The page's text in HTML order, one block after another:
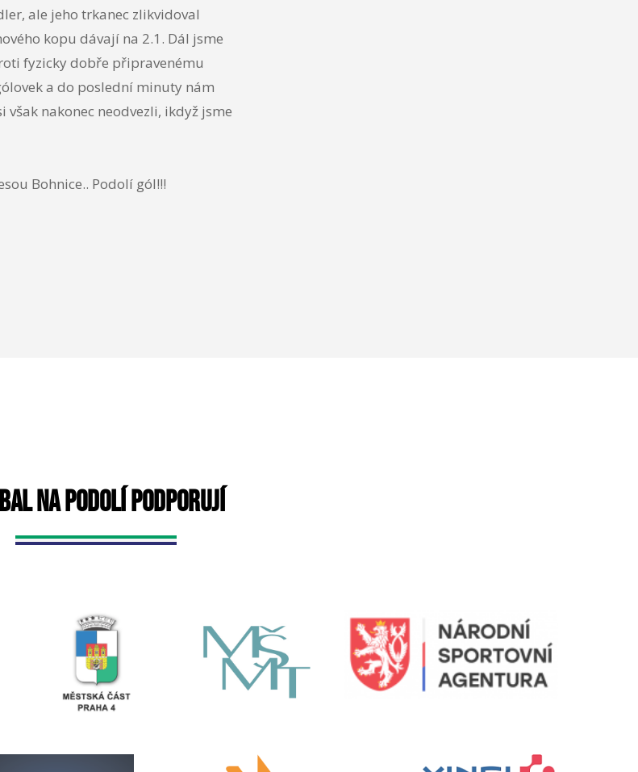
ale jeho trkanec zlikvidoval
kopu dávají na 2.1. Dál jsme
fyzicky dobře připravenému
a do poslední minuty nám
nakonec neodvezli, ikdyž jsme
Bohnice.. Podolí gól!!!
NA PODOLÍ PODPORUJÍ